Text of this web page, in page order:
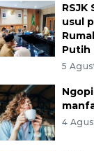
usul
Putih
5
4